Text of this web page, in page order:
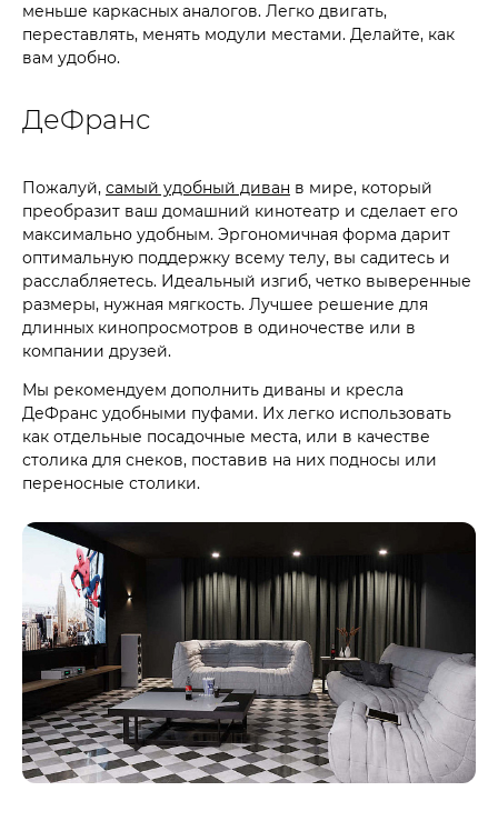
меньше каркасных аналогов. Легко двигать,
переставлять, менять модули местами. Делайте, как
вам удобно.
ДеФранс
Пожалуй, самый удобный диван в мире, который
преобразит ваш домашний кинотеатр и сделает его
максимально удобным. Эргономичная форма дарит
оптимальную поддержку всему телу, вы садитесь и
расслабляетесь. Идеальный изгиб, четко выверенные
размеры, нужная мягкость. Лучшее решение для
длинных кинопросмотров в одиночестве или в
компании друзей.
Мы рекомендуем дополнить диваны и кресла
ДеФранс удобными пуфами. Их легко использовать
как отдельные посадочные места, или в качестве
столика для снеков, поставив на них подносы или
переносные столики.